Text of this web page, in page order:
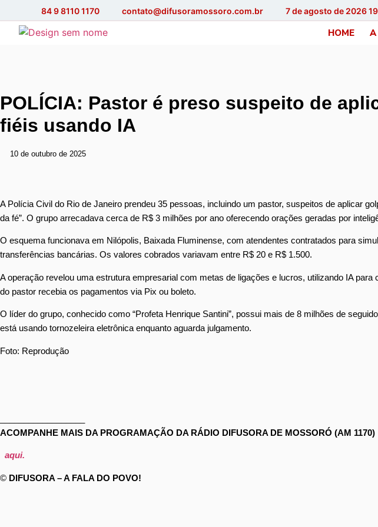
84 9 8110 1170 contato@difusoramossoro.com.br 7 de agosto de 2026
HOME A
POLÍCIA: Pastor é preso suspeito de
fiéis usando IA
10 de outubro de 2025
A Polícia Civil do Rio de Janeiro prendeu 35 pessoas, incluindo um pastor, suspeitos de aplicar
da fé”. O grupo arrecadava cerca de R$ 3 milhões por ano oferecendo orações geradas por
O esquema funcionava em Nilópolis, Baixada Fluminense, com atendentes contratados para
transferências bancárias. Os valores cobrados variavam entre R$ 20 e R$ 1.500.
A operação revelou uma estrutura empresarial com metas de ligações e lucros, utilizando IA
do pastor recebia os pagamentos via Pix ou boleto.
O líder do grupo, conhecido como “Profeta Henrique Santini”, possui mais de 8 milhões de
está usando tornozeleira eletrônica enquanto aguarda julgamento.
Foto: Reprodução
ACOMPANHE MAIS DA PROGRAMAÇÃO DA RÁDIO DIFUSORA DE MOSSORÓ (AM 1170)
aqui.
© DIFUSORA – A FALA DO POVO!